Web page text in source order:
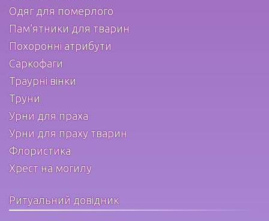
Одяг для померлого
Пам’ятники для тварин
Похоронні атрибути
Саркофаги
Траурні вінки
Труни
Урни для праха
Урни для праху тварин
Флористика
Хрест на могилу
Ритуальний довідник